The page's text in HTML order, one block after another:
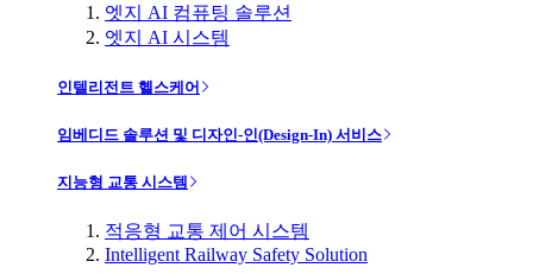
엣지 AI 컴퓨팅 솔루션
엣지 AI 시스템
인텔리전트 헬스케어
임베디드 솔루션 및 디자인-인(Design-In) 서비스
지능형 교통 시스템
적응형 교통 제어 시스템
Intelligent Railway Safety Solution